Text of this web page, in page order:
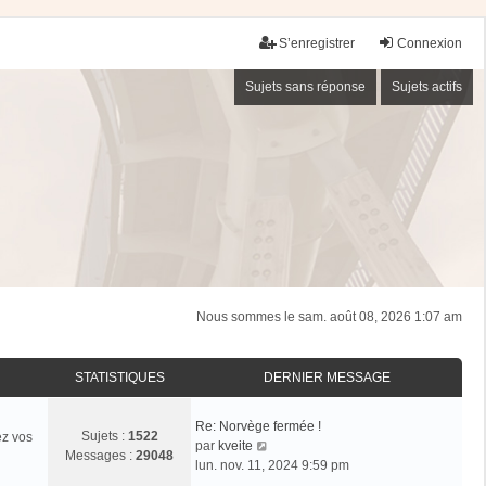
Connexion
S’enregistrer
Sujets sans réponse Sujets actifs
Nous sommes le sam. août 08, 2026 1:07 am
STATISTIQUES DERNIER MESSAGE
vos Sujets : 1522
Messages : 29048
Re: Norvège fermée !
par kveite
o
lun. nov. 11, 2024 9:59 pm